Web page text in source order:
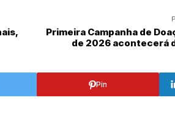
Primeira Campanha de
de 2026 acontecerá
Pin